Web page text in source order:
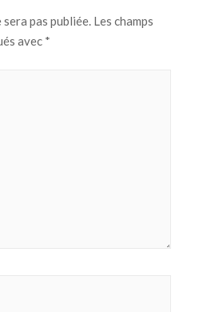
pas publiée. Les champs
avec *